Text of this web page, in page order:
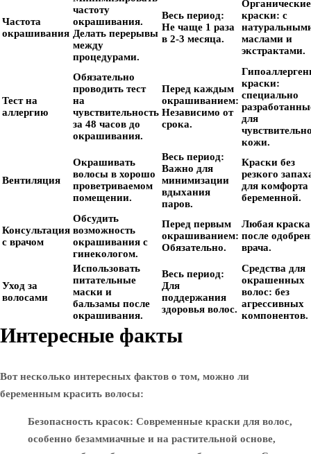
Частота
окрашивания
частоту
окрашивания.
Делать перерывы
между
процедурами.
Весь период:
Не чаще 1 раза
в 2-3 месяца.
Органические
краски: с
маслами и
экстрактами.
Тест на
аллергию
Обязательно
проводить тест
на
чувствительность
за 48 часов до
окрашивания.
Перед каждым
окрашиванием:
Независимо от
срока.
краски:
специально
для
кожи.
Вентиляция
Окрашивать
волосы в хорошо
проветриваемом
помещении.
Весь период:
Важно для
минимизации
вдыхания
паров.
Краски без
резкого
для комфорта
беременной.
Консультация
с врачом
Обсудить
возможность
окрашивания с
гинекологом.
Перед первым
окрашиванием:
Обязательно.
Любая
после
врача.
Уход за
волосами
Использовать
питательные
маски и
бальзамы после
окрашивания.
Весь период:
Для
поддержания
здоровья волос.
Средства для
окрашенных
волос: без
агрессивных
компонентов.
Интересные факты
Вот несколько интересных фактов о том, можно ли
беременным красить волосы:
Безопасность красок: Современные краски для волос,
особенно безаммиачные и на растительной основе,